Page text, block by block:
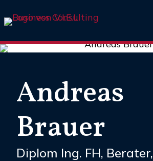
Andreas
Brauer
Diplom Ing. FH,